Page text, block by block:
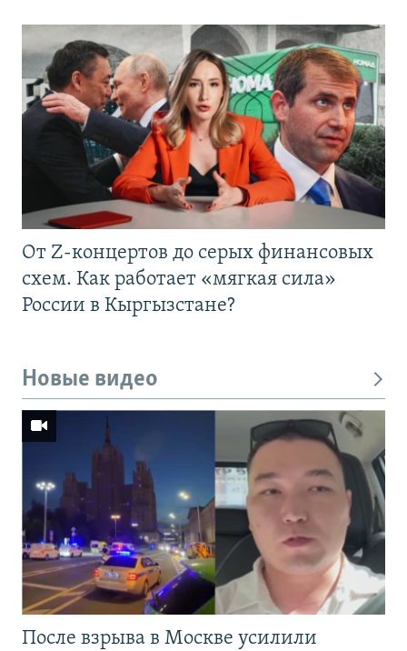
От Z-концертов до серых финансовых
схем. Как работает «мягкая сила»
России в Кыргызстане?
Новые видео
После взрыва в Москве усилили